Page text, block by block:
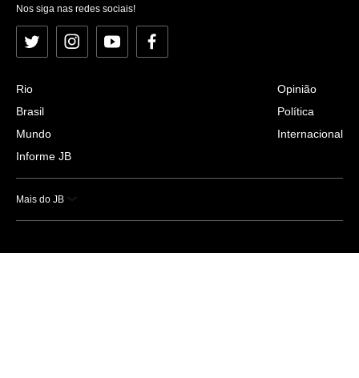
Nos siga nas redes sociais!
Twitter InstagramYouTubeFacebook
Rio
Brasil
Mundo
Informe JB
Opinião
Política
Internacional
Mais do JB
Esportes